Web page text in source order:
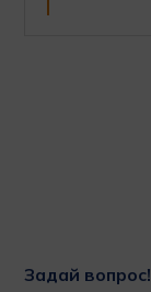
Задай вопрос!